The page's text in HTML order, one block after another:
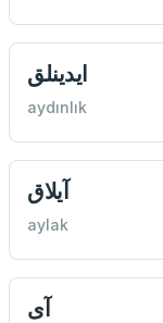
ايدينلق
aydınlık
آيلاق
aylak
آی